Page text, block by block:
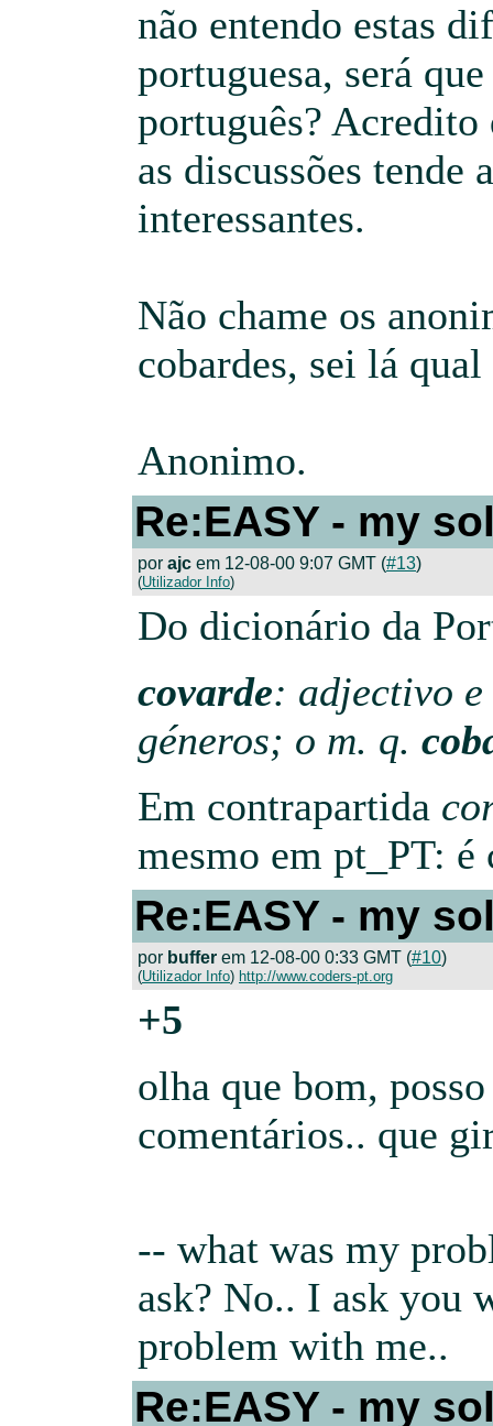
não entendo estas
portuguesa, será
português?
as discussões tende
interessantes.
Não chame os
cobardes, sei lá
Anonimo.
Re:EASY - my
por ajc em 12-08-00 9:07 GMT (#13)
(Utilizador Info)
Do dicionário da
covarde: adjectivo
géneros; o m. q.
Em contrapartida
mesmo em pt_PT: é
Re:EASY - my
por buffer em 12-08-00 0:33 GMT (#10)
(Utilizador Info) http://www.coders-pt.org
+5
olha que bom,
comentários.. que
-- what was my
ask? No.. I ask you
problem with me..
Re:EASY - my